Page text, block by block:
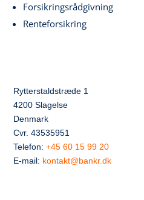
Forsikringsrådgivning
Renteforsikring
Rytterstaldstræde 1
4200 Slagelse
Denmark
Cvr. 43535951
Telefon:+45 60 15 99 20
E-mail: kontakt@bankr.dk